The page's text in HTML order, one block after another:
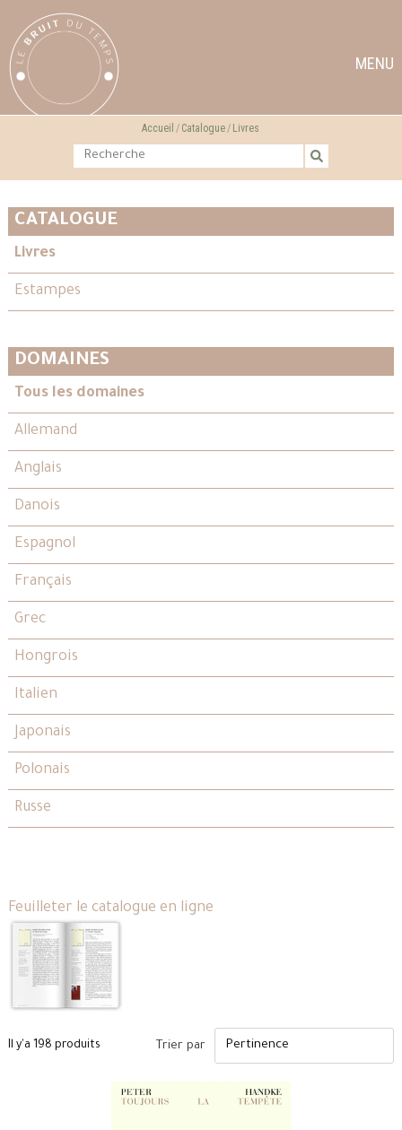
MENU
Accueil Catalogue Livres
CATALOGUE
Livres
Estampes
DOMAINES
Tous les domaines
Allemand
Anglais
Danois
Espagnol
Français
Grec
Hongrois
Italien
Japonais
Polonais
Russe
Feuilleter le catalogue en ligne
Il y'a 198 produits Trier par